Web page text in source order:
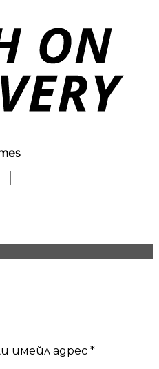
имейл адрес *